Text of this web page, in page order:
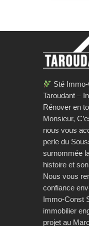
Sté
Taroudant –
Rénover en
Monsieur,
nous vous
perle du
surnommée
histoire et
Nous vous
confiance
Immo-Const
immobilier
projet au